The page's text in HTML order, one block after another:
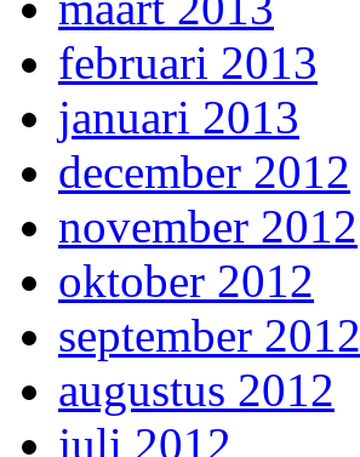
februari 2013
januari 2013
december 2012
november 2012
oktober 2012
september 2012
augustus 2012
juli 2012